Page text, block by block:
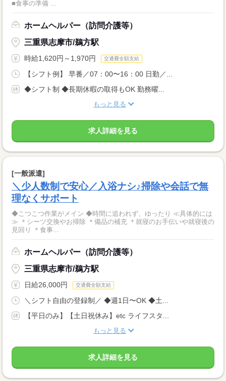
■食事の準備 ...
ホームヘルパー（訪問介護等）
三重県志摩市/鵜方駅
時給1,620円～1,970円 交通費全額支給
【シフト例】 早番／07：00〜16：00 日勤／...
◆シフト制 ◆長期休暇の取得もOK 勤務曜...
もっと見る
求人詳細を見る
[一般派遣]
＼少人数制で安心／入浴ナシ♪掃除や会話で無
理なくサポート
◆こつこつ作業がメイン ◆時間に追われず、ゆったり ≪具体的には
≫ ＊シーツ交換やお掃除 ＊備品の補充 ＊就寝のお手伝いや就寝後の
見回り ＊食事...
ホームヘルパー（訪問介護等）
三重県志摩市/鵜方駅
日給26,000円 交通費全額支給
＼シフト自由の登録制／ ◆週1日〜OK ◆土...
【平日のみ】【土日祝休み】etc ライフスタ...
もっと見る
求人詳細を見る